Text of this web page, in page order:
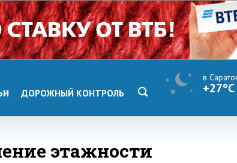
ДОРОЖНЫЙ КОНТРОЛЬ
в
+27°C
этажности